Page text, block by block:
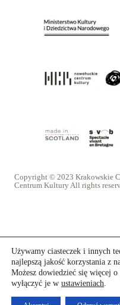
Copyright © 2023 Krakowskie
Centrum Kultury All rights
Używamy ciasteczek i innych
najlepszą jakość korzystania z
Możesz dowiedzieć się więcej
wyłączyć je w ustawieniach.